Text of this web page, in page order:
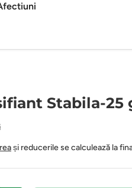
Stabila-25
și reducerile se calculează la